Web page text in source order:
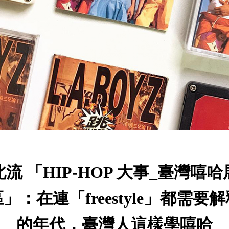
流 「HIP-HOP 大事_臺灣嘻哈
：在連「freestyle」都需要
的年代，臺灣人這樣學嘻哈